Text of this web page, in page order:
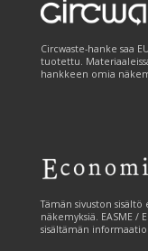
Circwaste-hanke saa
tuotettu.
hankkeen omia
Tämän sivuston
näkemyksiä. EASME /
sisältämän